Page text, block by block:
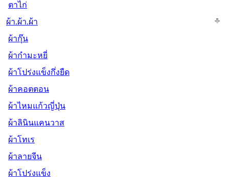
ตาไก่
ผ้า.ผ้า.ผ้า
ผ้ากุ๊น
ผ้ากำมะหยี่
ผ้าโปร่งแข็งกึ่งยืด
ผ้าคอตตอน
ผ้าไหมแก้วญี่ปุ่น
ผ้าลินินแคนวาส
ผ้าโทเร
ผ้าลายจีน
ผ้าโปร่งแข็ง